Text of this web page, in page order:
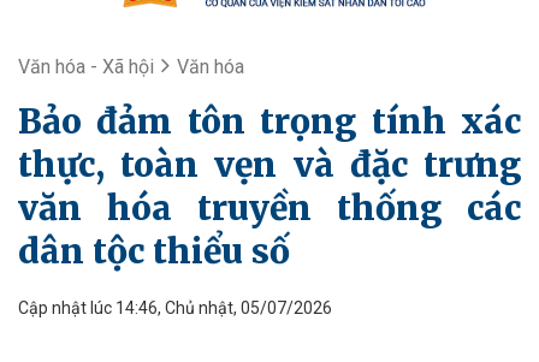
Văn hóa - Xã hội Văn hóa
Bảo đảm tôn trọng tính xác
thực, toàn vẹn và đặc trưng
văn hóa truyền thống các
dân tộc thiểu số
Cập nhật lúc 14:46, Chủ nhật, 05/07/2026